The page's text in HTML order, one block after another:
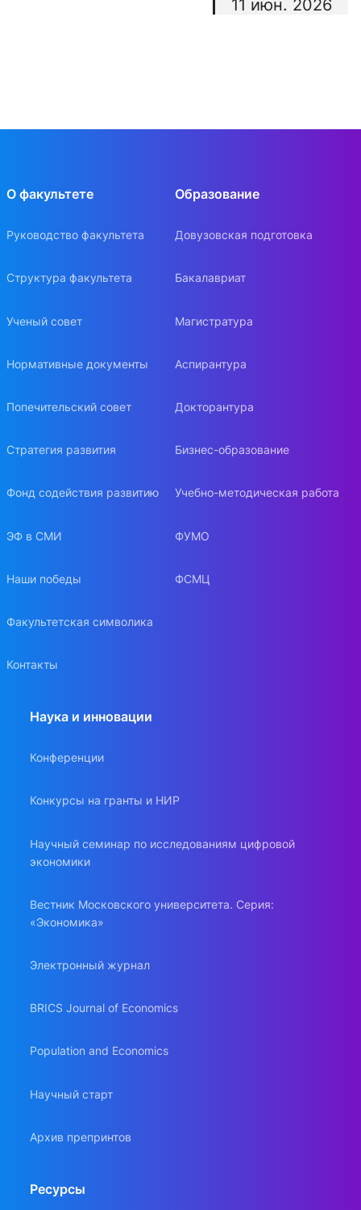
11 июн. 2026
О факультете
Руководство факультета
Структура факультета
Ученый совет
Нормативные документы
Попечительский совет
Стратегия развития
Фонд содействия развитию
ЭФ в СМИ
Наши победы
Факультетская символика
Контакты
Образование
Довузовская подготовка
Бакалавриат
Магистратура
Аспирантура
Докторантура
Бизнес-образование
Учебно-методическая работа
ФУМО
ФСМЦ
Наука и инновации
Конференции
Конкурсы на гранты и НИР
Научный семинар по исследованиям цифровой
экономики
Вестник Московского университета. Серия:
«Экономика»
Электронный журнал
BRICS Journal of Economics
Population and Economics
Научный старт
Архив препринтов
Ресурсы